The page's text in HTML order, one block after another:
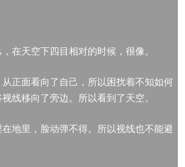
在天空下四目相对的时候，很像。
正面看向了自己，所以困扰着不知如何
线移向了旁边。所以看到了天空。
地里，脸动弹不得。所以视线也不能避